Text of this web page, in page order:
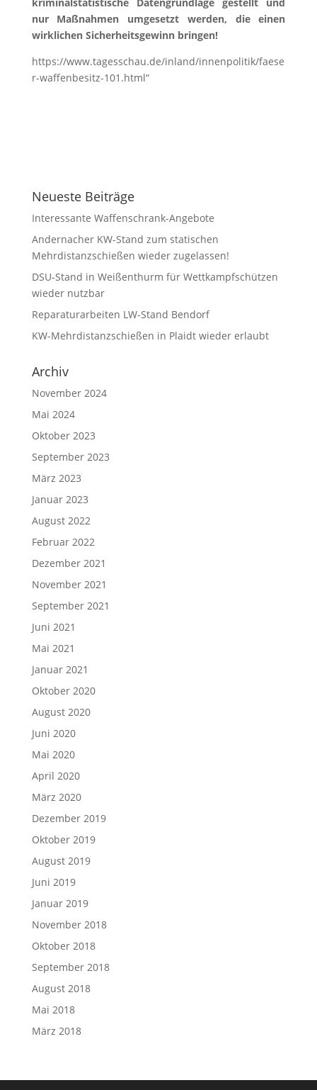
nur Maßnahmen umgesetzt werden, die einen
wirklichen Sicherheitsgewinn bringen!
https://www.tagesschau.de/inland/innenpolitik/faese
r-waffenbesitz-101.html“
Neueste Beiträge
Interessante Waffenschrank-Angebote
Andernacher KW-Stand zum statischen
Mehrdistanzschießen wieder zugelassen!
DSU-Stand in Weißenthurm für Wettkampfschützen
wieder nutzbar
Reparaturarbeiten LW-Stand Bendorf
KW-Mehrdistanzschießen in Plaidt wieder erlaubt
Archiv
November 2024
Mai 2024
Oktober 2023
September 2023
März 2023
Januar 2023
August 2022
Februar 2022
Dezember 2021
November 2021
September 2021
Juni 2021
Mai 2021
Januar 2021
Oktober 2020
August 2020
Juni 2020
Mai 2020
April 2020
März 2020
Dezember 2019
Oktober 2019
August 2019
Juni 2019
Januar 2019
November 2018
Oktober 2018
September 2018
August 2018
Mai 2018
März 2018